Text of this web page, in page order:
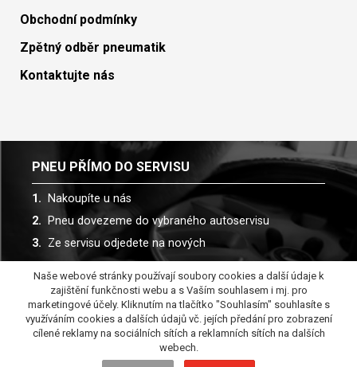
Obchodní podmínky
Zpětný odběr pneumatik
Kontaktujte nás
PNEU PŘÍMO DO SERVISU
Nakoupíte u nás
Pneu dovezeme do vybraného autoservisu
Ze servisu odjedete na nových
Spolupracujeme s více než 30 autoservisy
Naše webové stránky používají soubory cookies a další údaje k
zajištění funkčnosti webu a s Vaším souhlasem i mj. pro
marketingové účely. Kliknutím na tlačítko "Souhlasím" souhlasíte s
využíváním cookies a dalších údajů vč. jejích předání pro zobrazení
cílené reklamy na sociálních sítích a reklamních sítích na dalších
webech.